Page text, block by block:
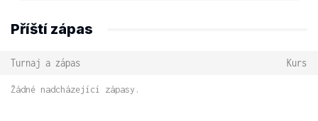
Příští zápas
Turnaj a zápas Kurs
Žádné nadcházející zápasy.